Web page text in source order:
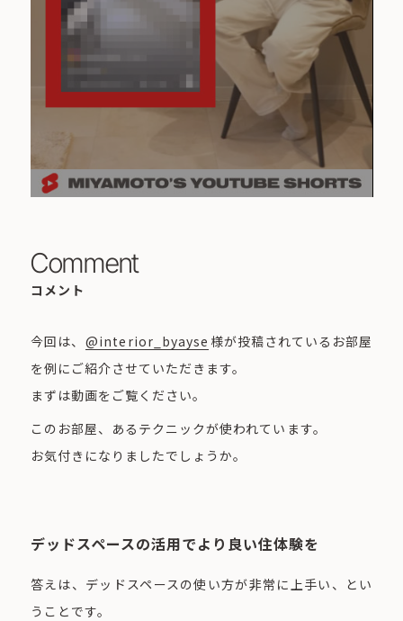
Comment
コメント
今回は、 @interior_byayse 様が投稿されているお部屋
を例にご紹介させていただきます。
まずは動画をご覧ください。
このお部屋、あるテクニックが使われています。
お気付きになりましたでしょうか。
デッドスペースの活用でより良い住体験を
答えは、デッドスペースの使い方が非常に上手い、とい
うことです。